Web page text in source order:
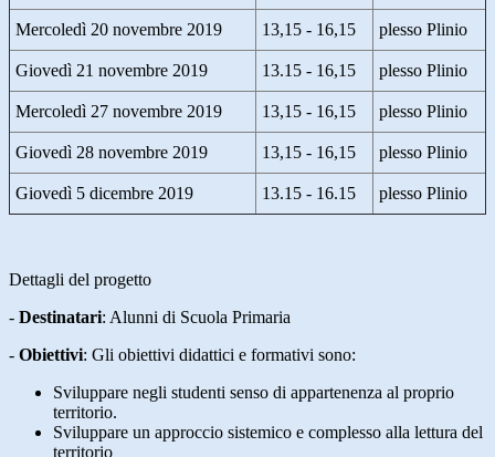
Mercoledì 20 novembre 2019 13,15 - 16,15 plesso Plinio
Giovedì 21 novembre 2019 13.15 - 16,15 plesso Plinio
Mercoledì 27 novembre 2019 13,15 - 16,15 plesso Plinio
Giovedì 28 novembre 2019 13,15 - 16,15 plesso Plinio
Giovedì 5 dicembre 2019 13.15 - 16.15 plesso Plinio
Dettagli del progetto
- Destinatari: Alunni di Scuola Primaria
- Obiettivi: Gli obiettivi didattici e formativi sono:
Sviluppare negli studenti senso di appartenenza al proprio
territorio.
Sviluppare un approccio sistemico e complesso alla lettura del
territorio